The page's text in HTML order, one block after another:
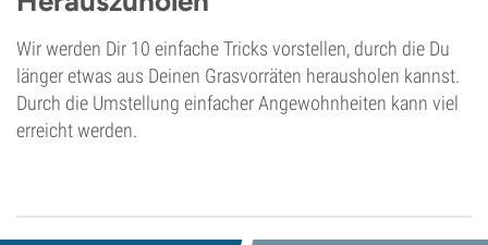
Wir werden Dir 10 einfache Tricks vorstellen, durch die Du
länger etwas aus Deinen Grasvorräten herausholen kannst.
Durch die Umstellung einfacher Angewohnheiten kann viel
erreicht werden.